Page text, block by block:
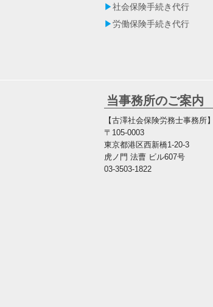
社会保険手続き代行
労働保険手続き代行
当事務所のご案内
【古澤社会保険労務士事務所】
〒105-0003
東京都港区西新橋1-20-3
虎ノ門 法曹 ビル607号
03-3503-1822